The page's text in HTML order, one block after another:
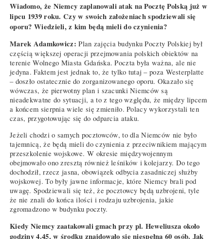
Wiadomo, że Niemcy zaplanowali atak na Pocztę Polską już w
lipcu 1939 roku. Czy w swoich założeniach spodziewali się
oporu? Wiedzieli, z kim będą mieli do czynienia?
Marek Adamkowicz: Plan zajęcia budynku Poczty Polskiej był
częścią większej operacji przejmowania polskich obiektów na
terenie Wolnego Miasta Gdańska. Poczta była ważna, ale nie
jedyna. Faktem jest jednak to, że tylko tutaj – poza Westerplatte
– doszło ostatecznie do zorganizowanego oporu. Okazało się
wówczas, że pierwotny plan i szacunki Niemców są
nieadekwatne do sytuacji, a to z tego względu, że między lipcem
a końcem sierpnia wiele się zmieniło. Polacy wykorzystali ten
czas, przygotowując się do odparcia ataku.
Jeżeli chodzi o samych pocztowców, to dla Niemców nie było
tajemnicą, że będą mieli do czynienia z przeciwnikiem mającym
przeszkolenie wojskowe. W okresie międzywojennym
obejmowało ono zresztą również leśników i kolejarzy. Do tego
dochodził, rzecz jasna, obowiązek odbycia zasadniczej służby
wojskowej. To były jawne informacje, które Niemcy brali pod
uwagę. Spodziewali się też, że pocztowcy będą uzbrojeni, tyle
że nie znali do końca ilości i rodzaju uzbrojenia, jakie
zgromadzono w budynku poczty.
Kiedy Niemcy zaatakowali gmach przy pl. Heweliusza około
godziny 4.45, w środku znajdowało się niespełna 60 osób. Jak